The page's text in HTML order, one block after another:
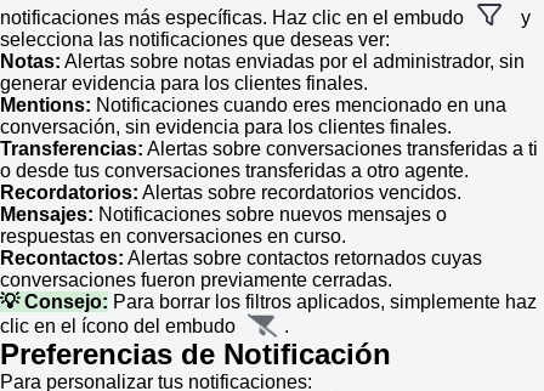
notificaciones más específicas. Haz clic en el embudo
y
selecciona las notificaciones que deseas ver:
Notas: Alertas sobre notas enviadas por el administrador, sin
generar evidencia para los clientes finales.
Mentions: Notificaciones cuando eres mencionado en una
conversación, sin evidencia para los clientes finales.
Transferencias: Alertas sobre conversaciones transferidas a ti
o desde tus conversaciones transferidas a otro agente.
Recordatorios: Alertas sobre recordatorios vencidos.
Mensajes: Notificaciones sobre nuevos mensajes o
respuestas en conversaciones en curso.
Recontactos: Alertas sobre contactos retornados cuyas
conversaciones fueron previamente cerradas.
💡 Consejo: Para borrar los filtros aplicados, simplemente haz
clic en el ícono del embudo
.
Preferencias de Notificación
Para personalizar tus notificaciones: